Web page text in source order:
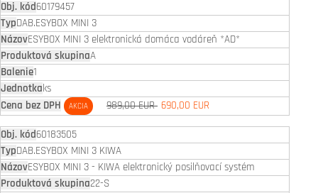
60179457
DAB.ESYBOX MINI 3
ESYBOX MINI 3 elektronická domáca vodáreň *AD*
A
1
ks
AKCIA 989,00 EUR 690,00 EUR
60183505
DAB.ESYBOX MINI 3 KIWA
ESYBOX MINI 3 - KIWA elektronický posilňovací systém
22-S